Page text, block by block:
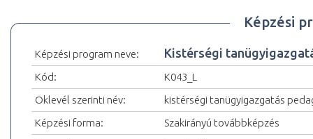
Képzési
Képzési program neve: Kistérségi
Kód:
K043_L
Oklevél szerinti név:
kistérségi tanügyigazgatás
Képzési forma:
Szakirányú továbbképzés